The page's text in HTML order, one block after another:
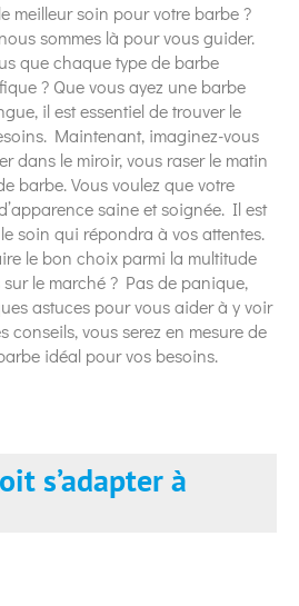
meilleur soin pour votre barbe ?
sommes là pour vous guider.
que chaque type de barbe
? Que vous ayez une barbe
il est essentiel de trouver le
Maintenant, imaginez-vous
dans le miroir, vous raser le matin
barbe. Vous voulez que votre
saine et soignée. Il est
soin qui répondra à vos attentes.
le bon choix parmi la multitude
le marché ? Pas de panique,
astuces pour vous aider à y voir
conseils, vous serez en mesure de
idéal pour vos besoins.
s’adapter à